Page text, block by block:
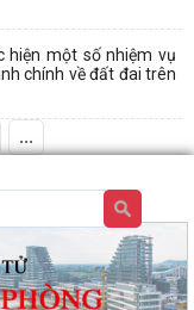
hiện một số nhiệm vụ
chính về đất đai trên
...